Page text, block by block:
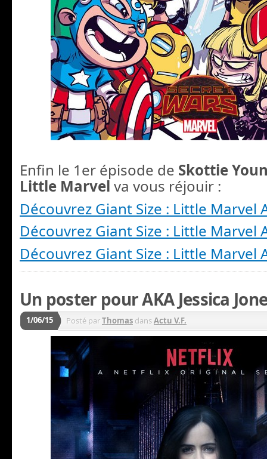
Enfin le 1er épisode de Skottie
Little Marvel va vous réjouir :
Découvrez Giant Size : Little Marvel
Découvrez Giant Size : Little Marvel
Découvrez Giant Size : Little Marvel
Un poster pour AKA Jessica
1/06/15 Posté parThomas dansActu V.F.